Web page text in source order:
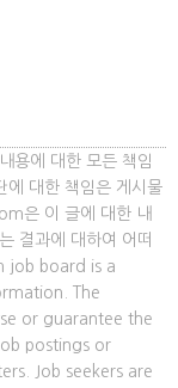
용에 대한 모든 책임
에 대한 책임은 게시물
은 이 글에 대한 내
결과에 대하여 어떠
job board is a
The
or guarantee the
postings or
Job seekers are